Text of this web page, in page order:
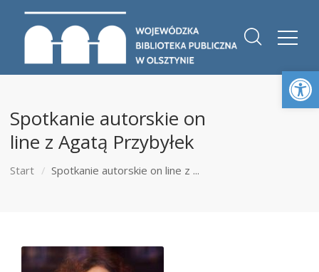
Spotkanie autorskie on
line z Agatą Przybyłek
Start Spotkanie autorskie on line z ...